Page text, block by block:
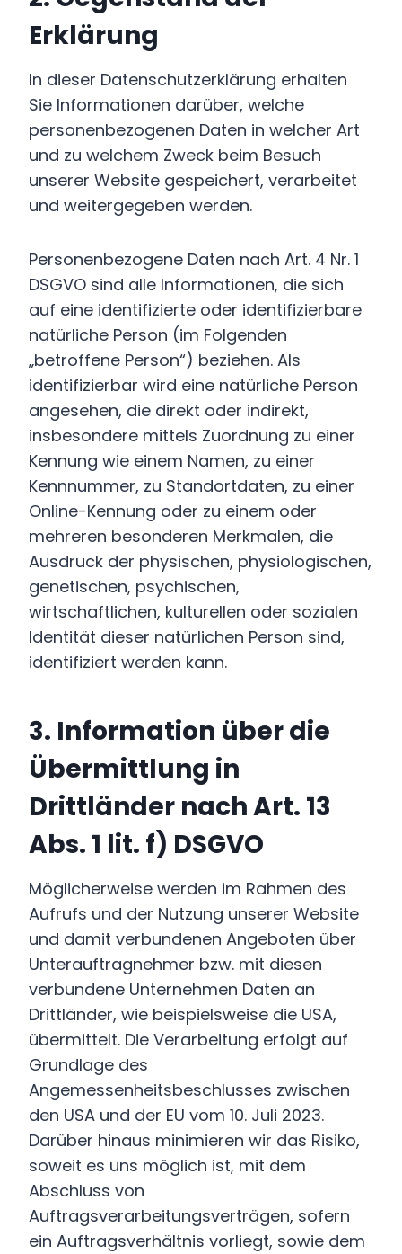
Erklärung
In dieser Datenschutzerklärung erhalten
Sie Informationen darüber, welche
personenbezogenen Daten in welcher Art
und zu welchem Zweck beim Besuch
unserer Website gespeichert, verarbeitet
und weitergegeben werden.
Personenbezogene Daten nach Art. 4 Nr. 1
DSGVO sind alle Informationen, die sich
auf eine identifizierte oder identifizierbare
natürliche Person (im Folgenden
„betroffene Person“) beziehen. Als
identifizierbar wird eine natürliche Person
angesehen, die direkt oder indirekt,
insbesondere mittels Zuordnung zu einer
Kennung wie einem Namen, zu einer
Kennnummer, zu Standortdaten, zu einer
Online-Kennung oder zu einem oder
mehreren besonderen Merkmalen, die
Ausdruck der physischen, physiologischen,
genetischen, psychischen,
wirtschaftlichen, kulturellen oder sozialen
Identität dieser natürlichen Person sind,
identifiziert werden kann.
3. Information über die
Übermittlung in
Drittländer nach Art. 13
Abs. 1 lit. f) DSGVO
Möglicherweise werden im Rahmen des
Aufrufs und der Nutzung unserer Website
und damit verbundenen Angeboten über
Unterauftragnehmer bzw. mit diesen
verbundene Unternehmen Daten an
Drittländer, wie beispielsweise die USA,
übermittelt. Die Verarbeitung erfolgt auf
Grundlage des
Angemessenheitsbeschlusses zwischen
den USA und der EU vom 10. Juli 2023.
Darüber hinaus minimieren wir das Risiko,
soweit es uns möglich ist, mit dem
Abschluss von
Auftragsverarbeitungsverträgen, sofern
ein Auftragsverhältnis vorliegt, sowie dem